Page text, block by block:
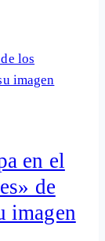
en el
de
imagen